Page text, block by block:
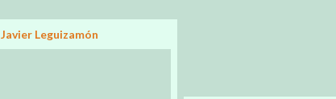
Javier Leguizamón